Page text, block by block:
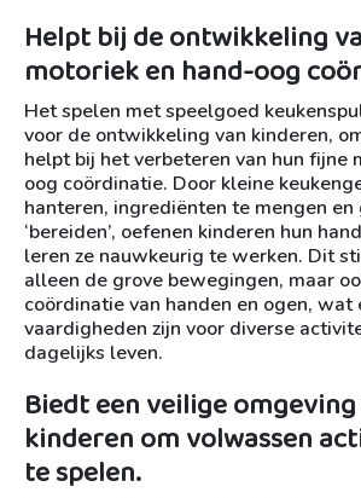
Helpt bij de ontwikkeling
motoriek en hand-oog
Het spelen met speelgoed
voor de ontwikkeling van kinderen,
helpt bij het verbeteren van hun fijne
oog coördinatie. Door kleine
hanteren, ingrediënten te mengen
‘bereiden’, oefenen kinderen hun
leren ze nauwkeurig te werken. Dit
alleen de grove bewegingen, maar
coördinatie van handen en ogen, wat
vaardigheden zijn voor diverse
dagelijks leven.
Biedt een veilige
kinderen om volwassen
te spelen.